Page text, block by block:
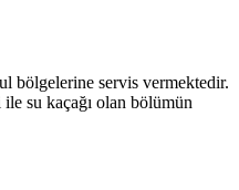
bölgelerine servis vermektedir.
su kaçağı olan bölümün